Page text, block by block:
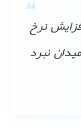
نرخ
نبرد